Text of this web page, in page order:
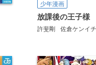
少年漫画
放課後の王子様
許斐剛 佐倉ケンイチ